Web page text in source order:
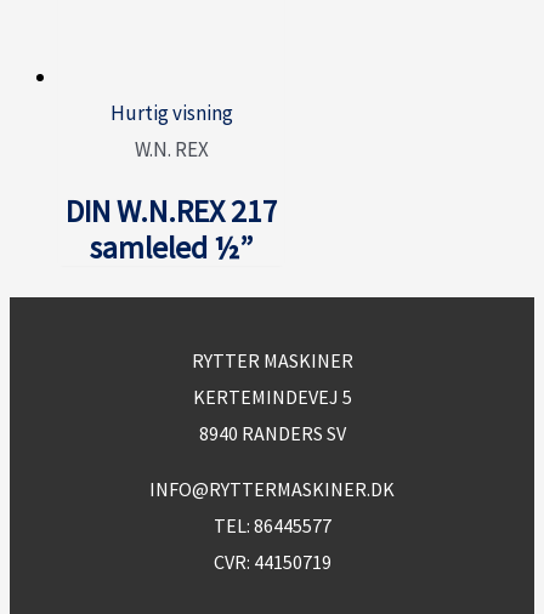
Hurtig visning
W.N. REX
DIN W.N.REX 217
samleled ½”
RYTTER MASKINER
KERTEMINDEVEJ 5
8940 RANDERS SV
INFO@RYTTERMASKINER.DK
TEL: 86445577
CVR: 44150719